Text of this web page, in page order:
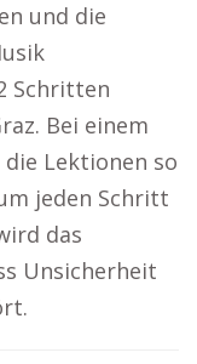
und die
Schritten
Bei einem
Lektionen so
jeden Schritt
das
Unsicherheit